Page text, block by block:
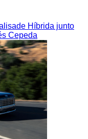
Híbrida junto
Cepeda